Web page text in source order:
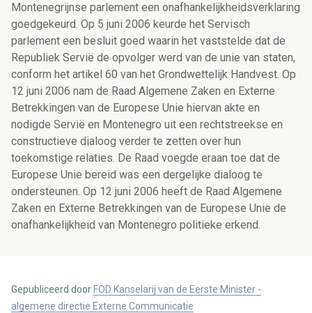
Montenegrijnse parlement een onafhankelijkheidsverklaring
goedgekeurd. Op 5 juni 2006 keurde het Servisch
parlement een besluit goed waarin het vaststelde dat de
Republiek Servië de opvolger werd van de unie van staten,
conform het artikel 60 van het Grondwettelijk Handvest. Op
12 juni 2006 nam de Raad Algemene Zaken en Externe
Betrekkingen van de Europese Unie hiervan akte en
nodigde Servië en Montenegro uit een rechtstreekse en
constructieve dialoog verder te zetten over hun
toekomstige relaties. De Raad voegde eraan toe dat de
Europese Unie bereid was een dergelijke dialoog te
ondersteunen. Op 12 juni 2006 heeft de Raad Algemene
Zaken en Externe Betrekkingen van de Europese Unie de
onafhankelijkheid van Montenegro politieke erkend.
Gepubliceerd door FOD Kanselarij van de Eerste Minister -
algemene directie Externe Communicatie